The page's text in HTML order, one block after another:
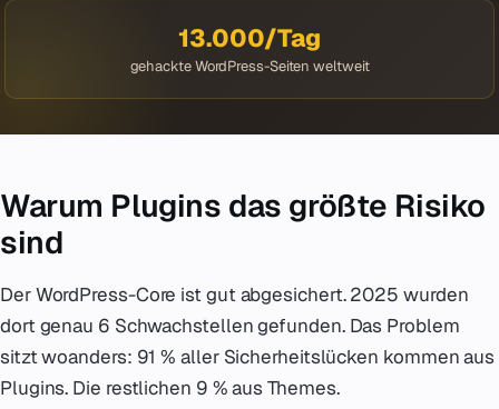
13.000/Tag
gehackte WordPress-Seiten weltweit
Warum Plugins das größte Risiko
sind
Der WordPress-Core ist gut abgesichert. 2025 wurden
dort genau 6 Schwachstellen gefunden. Das Problem
sitzt woanders: 91 % aller Sicherheitslücken kommen aus
Plugins. Die restlichen 9 % aus Themes.